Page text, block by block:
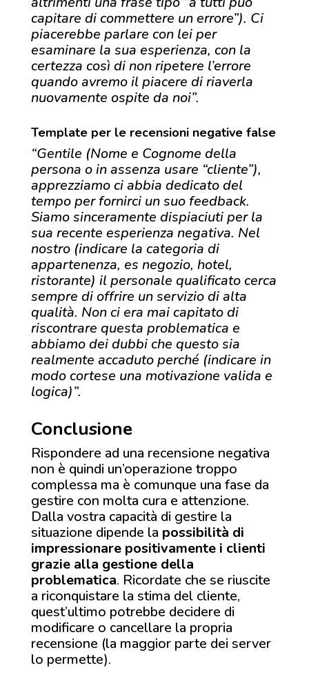
capitare di commettere un errore”). Ci
piacerebbe parlare con lei per
esaminare la sua esperienza, con la
certezza così di non ripetere l’errore
quando avremo il piacere di riaverla
nuovamente ospite da noi”.
Template per le recensioni negative false
“Gentile (Nome e Cognome della
persona o in assenza usare “cliente”),
apprezziamo ci abbia dedicato del
tempo per fornirci un suo feedback.
Siamo sinceramente dispiaciuti per la
sua recente esperienza negativa. Nel
nostro (indicare la categoria di
appartenenza, es negozio, hotel,
ristorante) il personale qualificato cerca
sempre di offrire un servizio di alta
qualità. Non ci era mai capitato di
riscontrare questa problematica e
abbiamo dei dubbi che questo sia
realmente accaduto perché (indicare in
modo cortese una motivazione valida e
logica)”.
Conclusione
Rispondere ad una recensione negativa
non è quindi un’operazione troppo
complessa ma è comunque una fase da
gestire con molta cura e attenzione.
Dalla vostra capacità di gestire la
situazione dipende la possibilità di
impressionare positivamente i clienti
grazie alla gestione della
problematica. Ricordate che se riuscite
a riconquistare la stima del cliente,
quest’ultimo potrebbe decidere di
modificare o cancellare la propria
recensione (la maggior parte dei server
lo permette).